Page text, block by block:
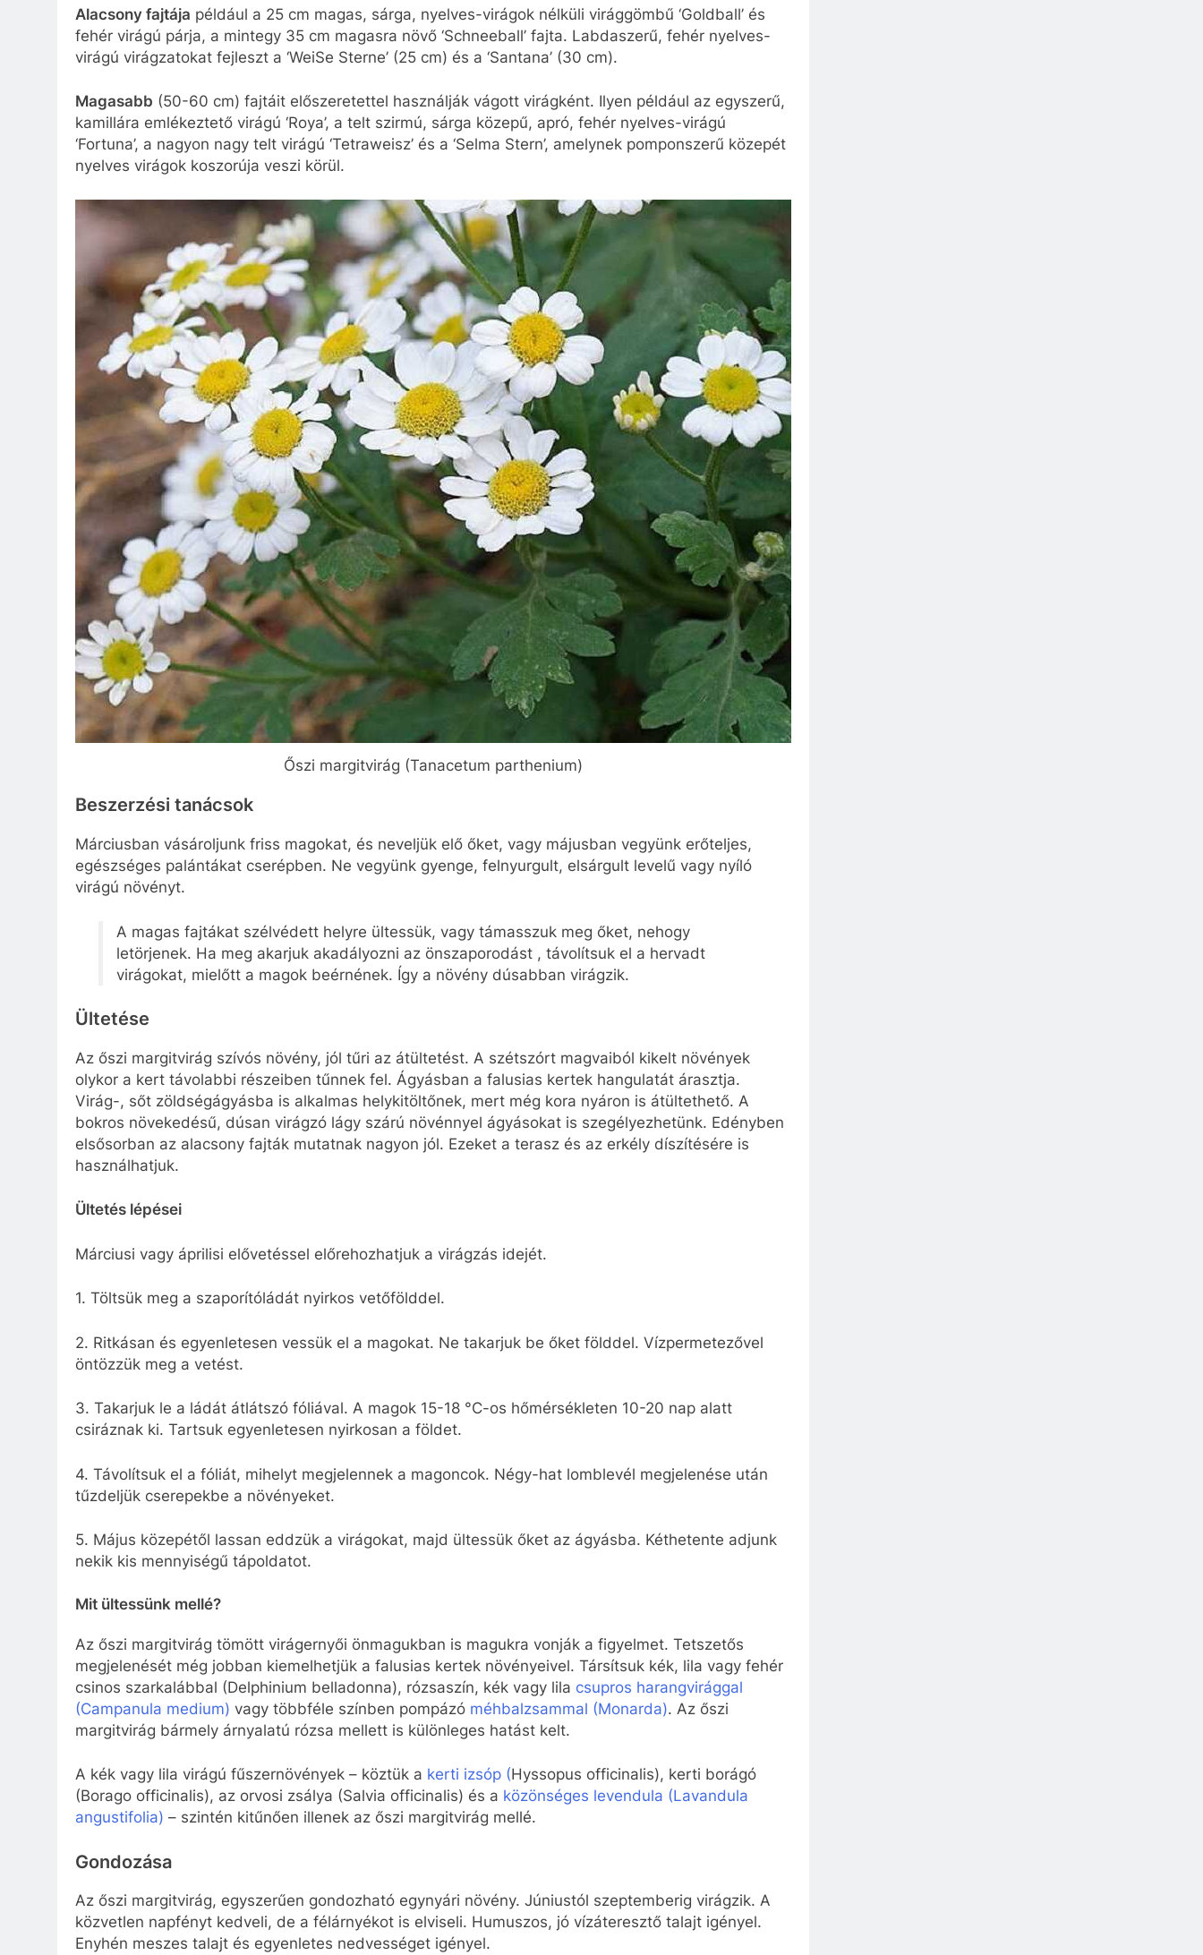
Alacsony fajtája például a 25 cm magas, sárga, nyelves-virágok nélküli virággömbű ‘Goldball’ és
fehér virágú párja, a mintegy 35 cm magasra növő ‘Schneeball’ fajta. Labdaszerű, fehér nyelves-
virágú virágzatokat fejleszt a ‘WeiSe Sterne’ (25 cm) és a ‘Santana’ (30 cm).
Magasabb (50-60 cm) fajtáit előszeretettel használják vágott virágként. Ilyen például az egyszerű,
kamillára emlékeztető virágú ‘Roya’, a telt szirmú, sárga közepű, apró, fehér nyelves-virágú
‘Fortuna’, a nagyon nagy telt virágú ‘Tetraweisz’ és a ‘Selma Stern’, amelynek pomponszerű közepét
nyelves virágok koszorúja veszi körül.
Őszi margitvirág (Tanacetum parthenium)
Beszerzési tanácsok
Márciusban vásároljunk friss magokat, és neveljük elő őket, vagy májusban vegyünk erőteljes,
egészséges palántákat cserépben. Ne vegyünk gyenge, felnyurgult, elsárgult levelű vagy nyíló
virágú növényt.
A magas fajtákat szélvédett helyre ültessük, vagy támasszuk meg őket, nehogy
letörjenek. Ha meg akarjuk akadályozni az önszaporodást , távolítsuk el a hervadt
virágokat, mielőtt a magok beérnének. Így a növény dúsabban virágzik.
Ültetése
Az őszi margitvirág szívós növény, jól tűri az átültetést. A szétszórt magvaiból kikelt növények
olykor a kert távolabbi részeiben tűnnek fel. Ágyásban a falusias kertek hangulatát árasztja.
Virág-, sőt zöldségágyásba is alkalmas helykitöltőnek, mert még kora nyáron is átültethető. A
bokros növekedésű, dúsan virágzó lágy szárú növénnyel ágyásokat is szegélyezhetünk. Edényben
elsősorban az alacsony fajták mutatnak nagyon jól. Ezeket a terasz és az erkély díszítésére is
használhatjuk.
Ültetés lépései
Márciusi vagy áprilisi elővetéssel előrehozhatjuk a virágzás idejét.
1. Töltsük meg a szaporítóládát nyirkos vetőfölddel.
2. Ritkásan és egyenletesen vessük el a magokat. Ne takarjuk be őket földdel. Vízpermetezővel
öntözzük meg a vetést.
3. Takarjuk le a ládát átlátszó fóliával. A magok 15-18 °C-os hőmérsékleten 10-20 nap alatt
csiráznak ki. Tartsuk egyenletesen nyirkosan a földet.
4. Távolítsuk el a fóliát, mihelyt megjelennek a magoncok. Négy-hat lomblevél megjelenése után
tűzdeljük cserepekbe a növényeket.
5. Május közepétől lassan eddzük a virágokat, majd ültessük őket az ágyásba. Kéthetente adjunk
nekik kis mennyiségű tápoldatot.
Mit ültessünk mellé?
Az őszi margitvirág tömött virágernyői önmagukban is magukra vonják a figyelmet. Tetszetős
megjelenését még jobban kiemelhetjük a falusias kertek növényeivel. Társítsuk kék, lila vagy fehér
csinos szarkalábbal (Delphinium belladonna), rózsaszín, kék vagy lila csupros harangvirággal
(Campanula medium) vagy többféle színben pompázó méhbalzsammal (Monarda). Az őszi
margitvirág bármely árnyalatú rózsa mellett is különleges hatást kelt.
A kék vagy lila virágú fűszernövények – köztük a kerti izsóp (Hyssopus officinalis), kerti borágó
(Borago officinalis), az orvosi zsálya (Salvia officinalis) és a közönséges levendula (Lavandula
angustifolia) – szintén kitűnően illenek az őszi margitvirág mellé.
Gondozása
Az őszi margitvirág, egyszerűen gondozható egynyári növény. Júniustól szeptemberig virágzik. A
közvetlen napfényt kedveli, de a félárnyékot is elviseli. Humuszos, jó vízáteresztő talajt igényel.
Enyhén meszes talajt és egyenletes nedvességet igényel.